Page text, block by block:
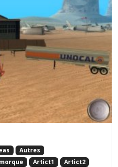
Autres
Artict1
Artict2